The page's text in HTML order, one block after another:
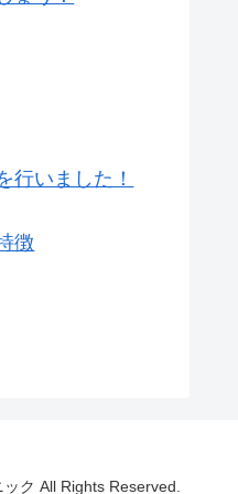
行いました！
徴
ク All Rights Reserved.